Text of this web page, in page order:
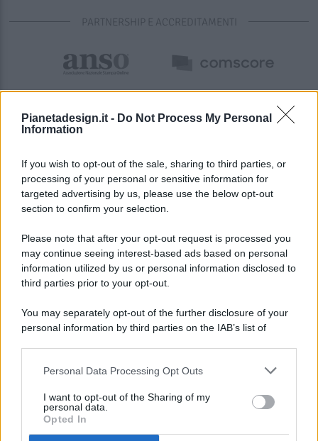
Pianetadesign.it - Do Not Process My Personal
Information
If you wish to opt-out of the sale, sharing to third parties, or
processing of your personal or sensitive information for
targeted advertising by us, please use the below opt-out
section to confirm your selection.
Please note that after your opt-out request is processed you
may continue seeing interest-based ads based on personal
information utilized by us or personal information disclosed to
third parties prior to your opt-out.
You may separately opt-out of the further disclosure of your
personal information by third parties on the IAB’s list of
This information may also be disclosed by us to third parties
disclose it to other third parties.
Personal Data Processing Opt Outs
I want to opt-out of the Sharing of my
personal data.
Opted In
PARTNERSHIP E ACCREDITAMENTI
© 2026 - Pianeta Design - P.IVA 04827280654 - Testata
Registrata Al Tribunale Di Nocera Inferiore N. 8/2020 - RG N.
ISCRIZIONE AL ROC N. 35792 – ISCRITTA ALL’ANSO
(ASSOCIAZIONE NAZIONALE STAMPA ONLINE)
PREFERENZE PRIVACY